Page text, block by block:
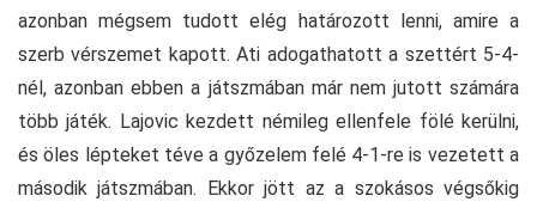
azonban mégsem tudott elég határozott lenni, amire a
szerb vérszemet kapott. Ati adogathatott a szettért 5-4-
nél, azonban ebben a játszmában már nem jutott számára
több játék. Lajovic kezdett némileg ellenfele fölé kerülni,
és öles lépteket téve a győzelem felé 4-1-re is vezetett a
második játszmában. Ekkor jött az a szokásos végsőkig